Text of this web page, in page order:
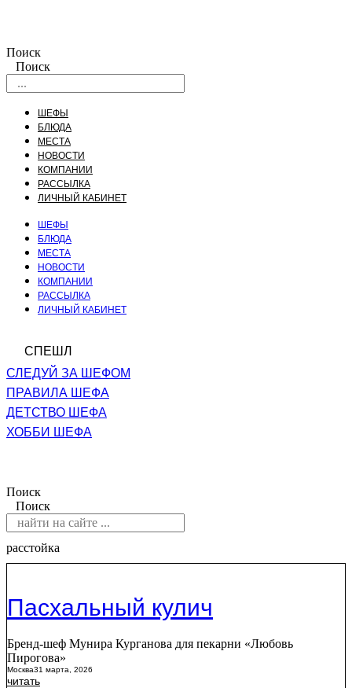
Поиск
Поиск
ШЕФЫ
БЛЮДА
МЕСТА
НОВОСТИ
КОМПАНИИ
РАССЫЛКА
ЛИЧНЫЙ КАБИНЕТ
ШЕФЫ
БЛЮДА
МЕСТА
НОВОСТИ
КОМПАНИИ
РАССЫЛКА
ЛИЧНЫЙ КАБИНЕТ
СПЕШЛ
СЛЕДУЙ ЗА ШЕФОМ
ПРАВИЛА ШЕФА
ДЕТСТВО ШЕФА
ХОББИ ШЕФА
Поиск
Поиск
расстойка
Пасхальный кулич
Бренд-шеф Мунира Курганова для пекарни «Любовь
Пирогова»
Москва31 марта, 2026
читать